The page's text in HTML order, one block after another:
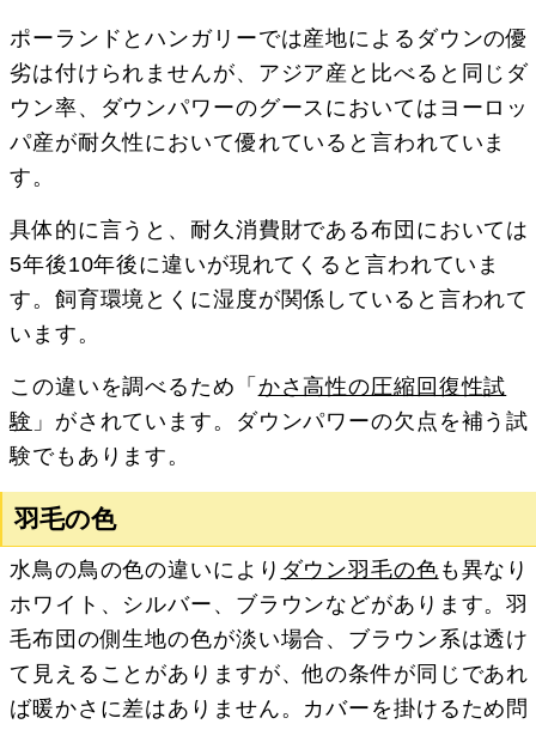
ポーランドとハンガリーでは産地によるダウンの優
劣は付けられませんが、アジア産と比べると同じダ
ウン率、ダウンパワーのグースにおいてはヨーロッ
パ産が耐久性において優れていると言われていま
す。
具体的に言うと、耐久消費財である布団においては
5年後10年後に違いが現れてくると言われていま
す。飼育環境とくに湿度が関係していると言われて
います。
この違いを調べるため「 かさ高性の圧縮回復性試
験 」がされています。ダウンパワーの欠点を補う試
験でもあります。
羽毛の色
水鳥の鳥の色の違いにより ダウン羽毛の色 も異なり
ホワイト、シルバー、ブラウンなどがあります。羽
毛布団の側生地の色が淡い場合、ブラウン系は透け
て見えることがありますが、他の条件が同じであれ
ば暖かさに差はありません。カバーを掛けるため問